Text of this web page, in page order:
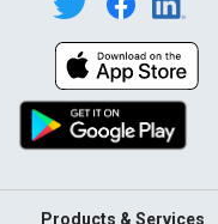
Products & Services